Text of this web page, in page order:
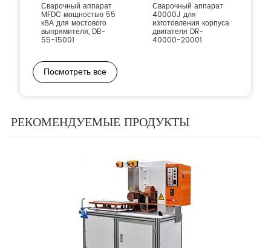
Сварочный аппарат
MFDC мощностью 55
кВА для мостового
выпрямителя, DB-
55-15001
Сварочный аппарат
40000J для
изготовления корпуса
двигателя DR-
40000-20001
Посмотреть все
РЕКОМЕНДУЕМЫЕ ПРОДУКТЫ